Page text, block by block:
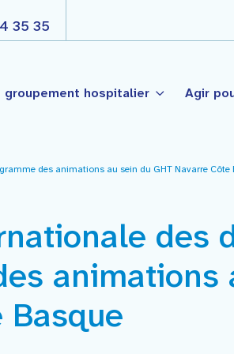
35 35
groupement hospitalier
Palais
de Garazi
Nos
Agir
des animations au sein du GHT Navarre Côte
des
animations
Basque